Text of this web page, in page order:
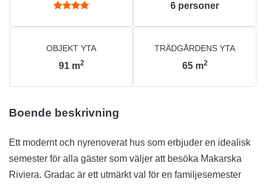
6 personer
OBJEKT YTA
91 m2
TRÄDGÅRDENS YTA
65 m2
Boende beskrivning
Ett modernt och nyrenoverat hus som erbjuder en idealisk
semester för alla gäster som väljer att besöka Makarska
Riviera. Gradac är ett utmärkt val för en familjesemester